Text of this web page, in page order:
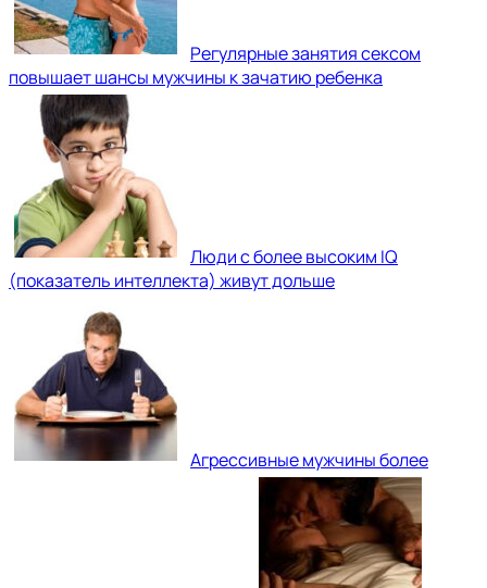
Регулярные занятия сексом
повышает шансы мужчины к зачатию ребенка
Люди с более высоким IQ
(показатель интеллекта) живут дольше
Агрессивные мужчины более